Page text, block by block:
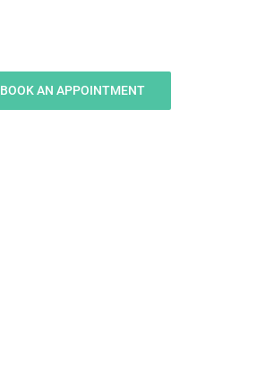
BOOK AN APPOINTMENT